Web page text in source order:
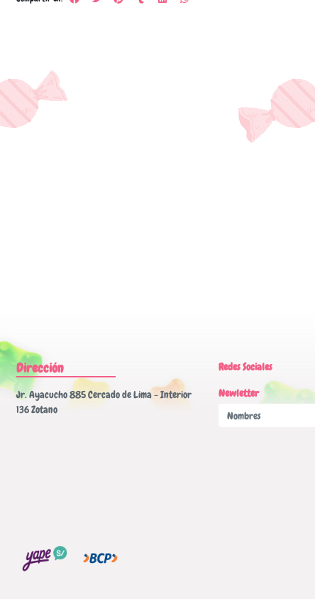
Dirección
Jr. Ayacucho 885 Cercado de Lima - Interior
136 Zotano
Redes Sociales
Newletter